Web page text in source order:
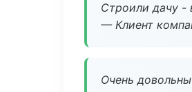
Строили дачу -
— Клиент
Очень